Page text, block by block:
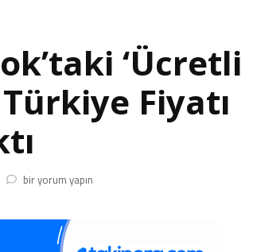
‘Ücretli
Fiyatı
Instagram
‘Ücretli
bir yorum yapın